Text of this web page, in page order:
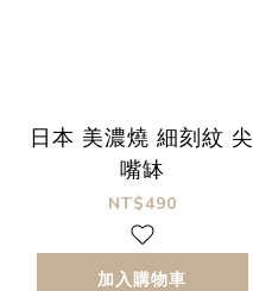
日本 美濃燒 細刻紋 尖
嘴缽
NT$490
加入購物車